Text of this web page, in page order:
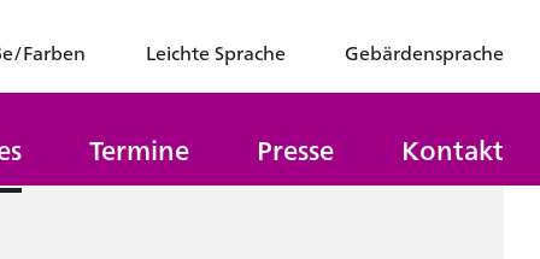
Farben Leichte Sprache Gebärdensprache
Termine Presse Kontakt